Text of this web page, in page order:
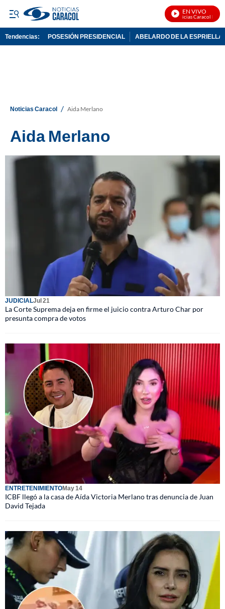
EN VIVO
Noticias Caracol En Vivo
Tendencias: POSESIÓN PRESIDENCIAL ABELARDO DE LA ESPRIELLA
Noticias Caracol / Aida Merlano
Aida Merlano
JUDICIALJul 21
La Corte Suprema deja en firme el juicio contra Arturo Char por
presunta compra de votos
ENTRETENIMIENTOMay 14
ICBF llegó a la casa de Aída Victoria Merlano tras denuncia de Juan
David Tejada